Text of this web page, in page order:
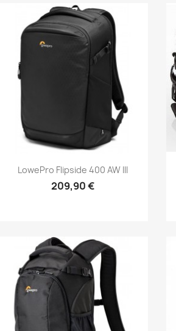
Aperçu rapide
LowePro Flipside 400 AW III
209,90 €